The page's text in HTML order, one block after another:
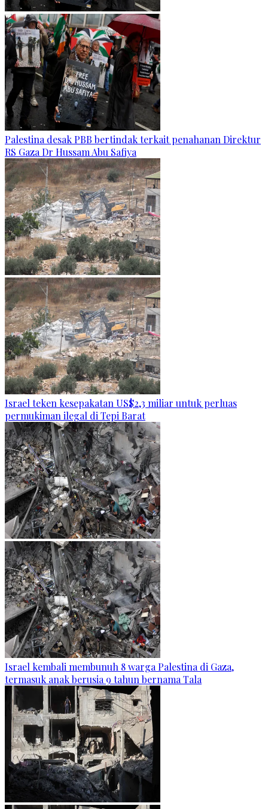
Palestina desak PBB bertindak terkait penahanan Direktur
RS Gaza Dr Hussam Abu Safiya
Israel teken kesepakatan US$2,3 miliar untuk perluas
permukiman ilegal di Tepi Barat
Israel kembali membunuh 8 warga Palestina di Gaza,
termasuk anak berusia 9 tahun bernama Tala